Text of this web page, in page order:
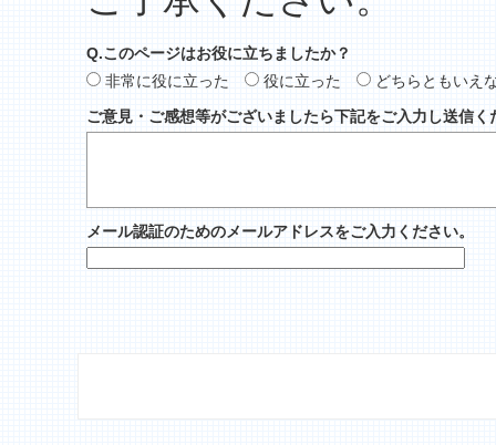
Q.このページはお役に立ちましたか？
非常に役に立った
役に立った
どちらともいえ
ご意見・ご感想等がございましたら下記をご入力し送信く
メール認証のためのメールアドレスをご入力ください。